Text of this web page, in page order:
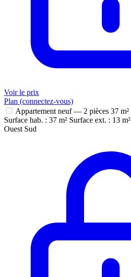
Voir le prix
Plan (connectez-vous)
Appartement neuf — 2 pièces 37 m²
Surface hab. : 37 m² Surface ext. : 13 m²
Ouest Sud